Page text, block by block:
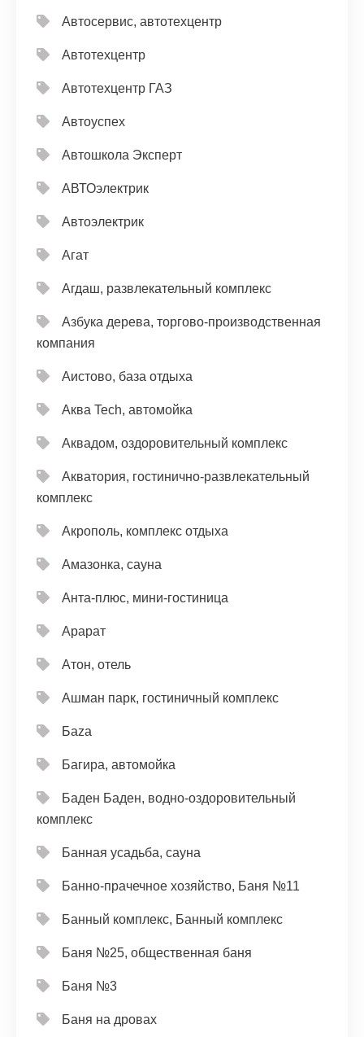
Автосервис, автотехцентр
Автотехцентр
Автотехцентр ГАЗ
Автоуспех
Автошкола Эксперт
АВТОэлектрик
Автоэлектрик
Агат
Агдаш, развлекательный комплекс
Азбука дерева, торгово-производственная
компания
Аистово, база отдыха
Аква Tech, автомойка
Аквадом, оздоровительный комплекс
Акватория, гостинично-развлекательный
комплекс
Акрополь, комплекс отдыха
Амазонка, сауна
Анта-плюс, мини-гостиница
Арарат
Атон, отель
Ашман парк, гостиничный комплекс
Баzа
Багира, автомойка
Баден Баден, водно-оздоровительный
комплекс
Банная усадьба, сауна
Банно-прачечное хозяйство, Баня №11
Банный комплекс, Банный комплекс
Баня №25, общественная баня
Баня №3
Баня на дровах